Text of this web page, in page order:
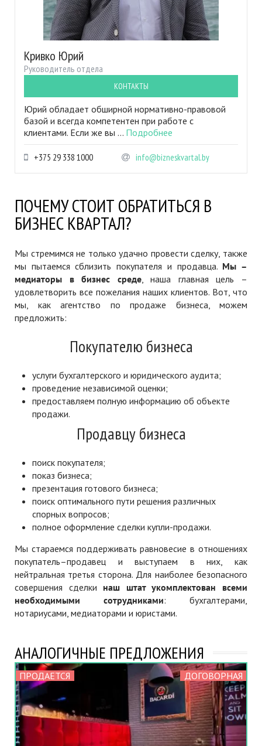
Кривко Юрий
Руководитель отдела
КОНТАКТЫ
Юрий обладает обширной нормативно-правовой
базой и всегда компетентен при работе с
клиентами. Если же вы ... Подробнее
+375 29 338 1000 info@bizneskvartal.by
ПОЧЕМУ СТОИТ ОБРАТИТЬСЯ В
БИЗНЕС КВАРТАЛ?
Мы стремимся не только удачно провести сделку, также
мы пытаемся сблизить покупателя и продавца. Мы –
медиаторы в бизнес среде, наша главная цель –
удовлетворить все пожелания наших клиентов. Вот, что
мы, как агентство по продаже бизнеса, можем
предложить:
Покупателю бизнеса
услуги бухгалтерского и юридического аудита;
проведение независимой оценки;
предоставляем полную информацию об объекте
продажи.
Продавцу бизнеса
поиск покупателя;
показ бизнеса;
презентация готового бизнеса;
поиск оптимального пути решения различных
спорных вопросов;
полное оформление сделки купли-продажи.
Мы стараемся поддерживать равновесие в отношениях
покупатель–продавец и выступаем в них, как
нейтральная третья сторона. Для наиболее безопасного
совершения сделки наш штат укомплектован всеми
необходимыми сотрудниками: бухгалтерами,
нотариусами, медиаторами и юристами.
АНАЛОГИЧНЫЕ ПРЕДЛОЖЕНИЯ
ПРОДАЕТСЯ ДОГОВОРНАЯ